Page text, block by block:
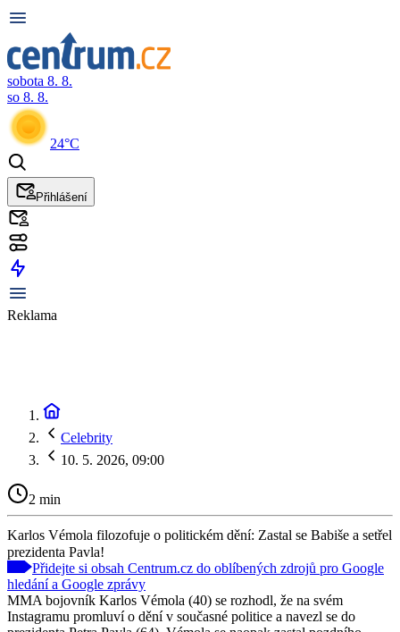
sobota 8. 8.
so 8. 8.
24°C
Přihlášení
Reklama
Celebrity
10. 5. 2026, 09:00
2 min
Karlos Vémola filozofuje o politickém dění: Zastal se Babiše a setřel
prezidenta Pavla!
Přidejte si obsah Centrum.cz do oblíbených zdrojů pro Google
hledání a Google zprávy
MMA bojovník Karlos Vémola (40) se rozhodl, že na svém
Instagramu promluví o dění v současné politice a navezl se do